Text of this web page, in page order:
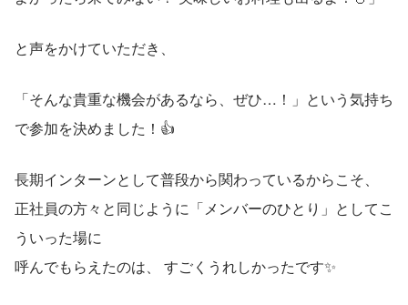
と声をかけていただき、
「そんな貴重な機会があるなら、ぜひ…！」という気持ち
で参加を決めました！👍
長期インターンとして普段から関わっているからこそ、
正社員の方々と同じように「メンバーのひとり」としてこ
ういった場に
呼んでもらえたのは、 すごくうれしかったです✨